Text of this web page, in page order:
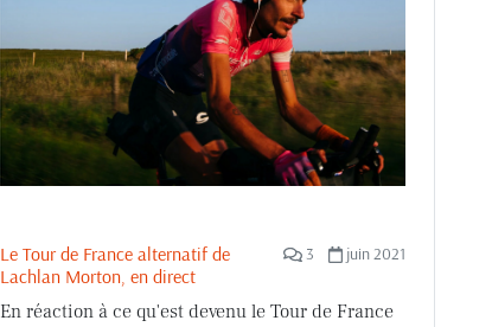
3 juin 2021
Le Tour de France alternatif de
Lachlan Morton, en direct
En réaction à ce qu'est devenu le Tour de France